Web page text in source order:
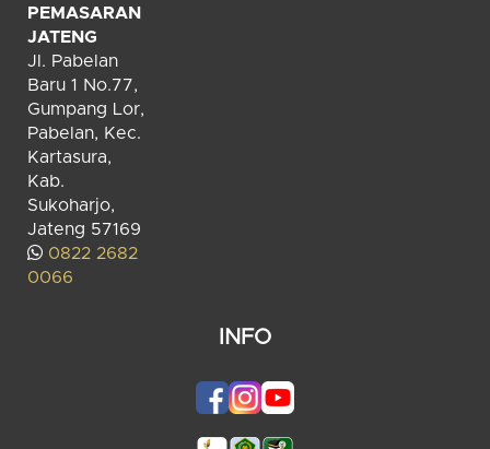
PEMASARAN
JATENG
Jl. Pabelan
Baru 1 No.77,
Gumpang Lor,
Pabelan, Kec.
Kartasura,
Kab.
Sukoharjo,
Jateng 57169
0822 2682
0066
INFO